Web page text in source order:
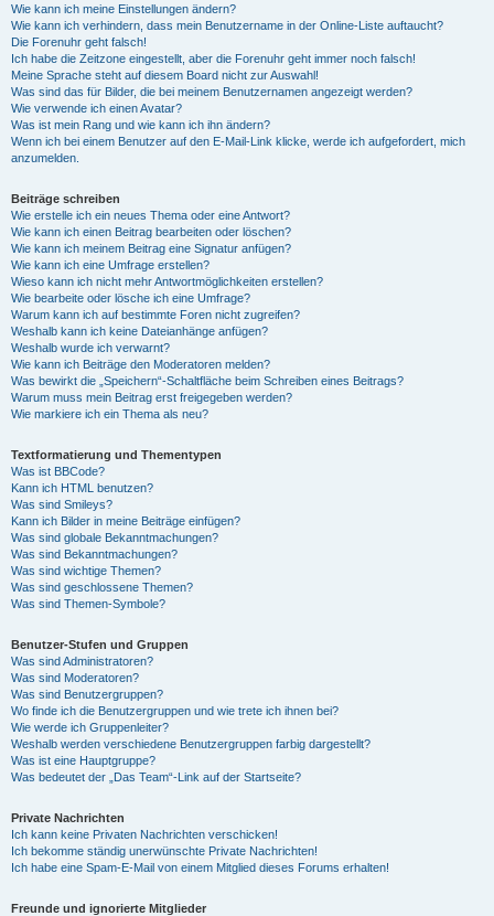
Wie kann ich meine Einstellungen ändern?
Wie kann ich verhindern, dass mein Benutzername in der Online-Liste auftaucht?
Die Forenuhr geht falsch!
Ich habe die Zeitzone eingestellt, aber die Forenuhr geht immer noch falsch!
Meine Sprache steht auf diesem Board nicht zur Auswahl!
Was sind das für Bilder, die bei meinem Benutzernamen angezeigt werden?
Wie verwende ich einen Avatar?
Was ist mein Rang und wie kann ich ihn ändern?
Wenn ich bei einem Benutzer auf den E-Mail-Link klicke, werde ich aufgefordert, mich
anzumelden.
Beiträge schreiben
Wie erstelle ich ein neues Thema oder eine Antwort?
Wie kann ich einen Beitrag bearbeiten oder löschen?
Wie kann ich meinem Beitrag eine Signatur anfügen?
Wie kann ich eine Umfrage erstellen?
Wieso kann ich nicht mehr Antwortmöglichkeiten erstellen?
Wie bearbeite oder lösche ich eine Umfrage?
Warum kann ich auf bestimmte Foren nicht zugreifen?
Weshalb kann ich keine Dateianhänge anfügen?
Weshalb wurde ich verwarnt?
Wie kann ich Beiträge den Moderatoren melden?
Was bewirkt die „Speichern“-Schaltfläche beim Schreiben eines Beitrags?
Warum muss mein Beitrag erst freigegeben werden?
Wie markiere ich ein Thema als neu?
Textformatierung und Thementypen
Was ist BBCode?
Kann ich HTML benutzen?
Was sind Smileys?
Kann ich Bilder in meine Beiträge einfügen?
Was sind globale Bekanntmachungen?
Was sind Bekanntmachungen?
Was sind wichtige Themen?
Was sind geschlossene Themen?
Was sind Themen-Symbole?
Benutzer-Stufen und Gruppen
Was sind Administratoren?
Was sind Moderatoren?
Was sind Benutzergruppen?
Wo finde ich die Benutzergruppen und wie trete ich ihnen bei?
Wie werde ich Gruppenleiter?
Weshalb werden verschiedene Benutzergruppen farbig dargestellt?
Was ist eine Hauptgruppe?
Was bedeutet der „Das Team“-Link auf der Startseite?
Private Nachrichten
Ich kann keine Privaten Nachrichten verschicken!
Ich bekomme ständig unerwünschte Private Nachrichten!
Ich habe eine Spam-E-Mail von einem Mitglied dieses Forums erhalten!
Freunde und ignorierte Mitglieder